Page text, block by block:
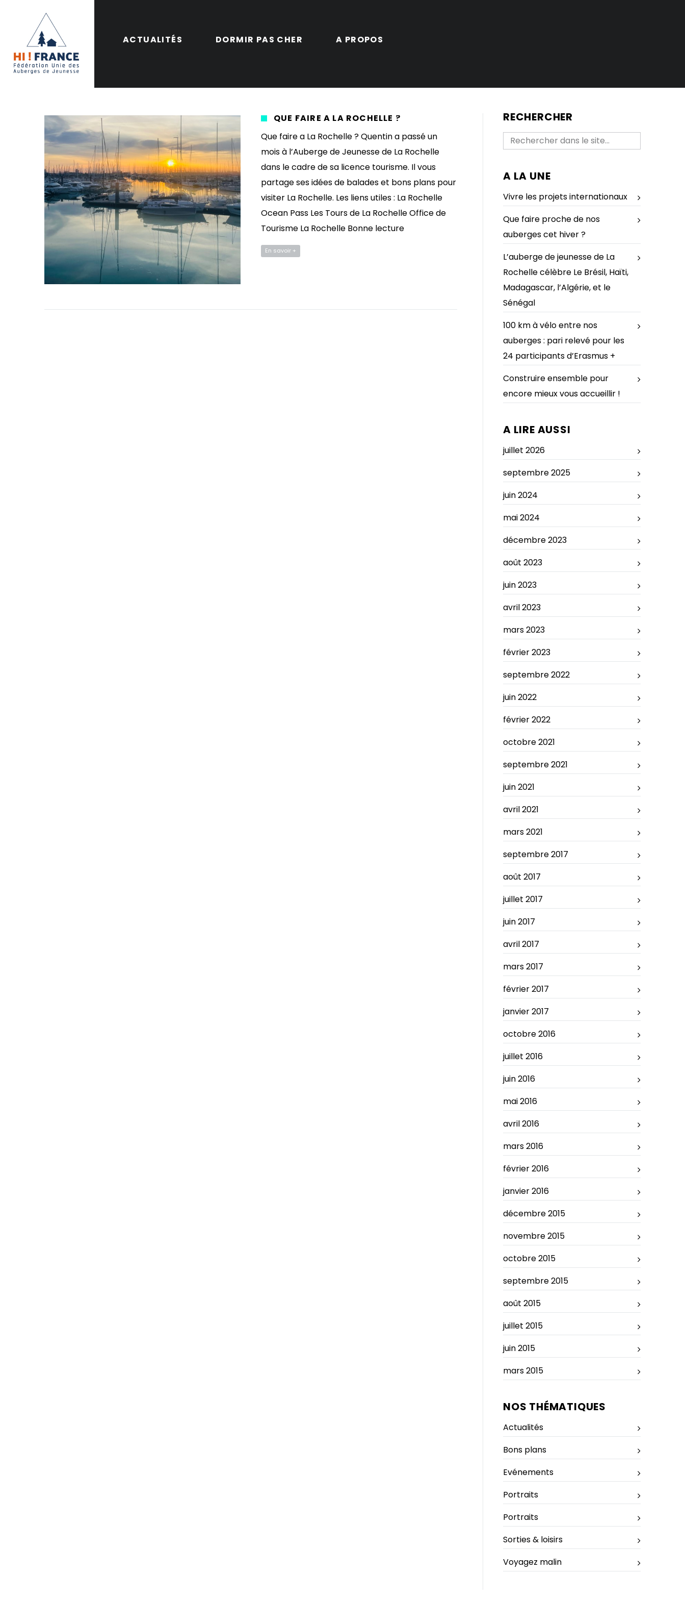
ACTUALITÉS DORMIR PAS CHER A PROPOS
QUE FAIRE A LA ROCHELLE ?
Que faire a La Rochelle ? Quentin a passé un
mois à l’Auberge de Jeunesse de La Rochelle
dans le cadre de sa licence tourisme. Il vous
partage ses idées de balades et bons plans pour
visiter La Rochelle. Les liens utiles : La Rochelle
Ocean Pass Les Tours de La Rochelle Office de
Tourisme La Rochelle Bonne lecture
En savoir +
RECHERCHER
A LA UNE
Vivre les projets internationaux
Que faire proche de nos
auberges cet hiver ?
L’auberge de jeunesse de La
Rochelle célèbre Le Brésil, Haïti,
Madagascar, l’Algérie, et le
Sénégal
100 km à vélo entre nos
auberges : pari relevé pour les
24 participants d’Erasmus +
Construire ensemble pour
encore mieux vous accueillir !
A LIRE AUSSI
juillet 2026
septembre 2025
juin 2024
mai 2024
décembre 2023
août 2023
juin 2023
avril 2023
mars 2023
février 2023
septembre 2022
juin 2022
février 2022
octobre 2021
septembre 2021
juin 2021
avril 2021
mars 2021
septembre 2017
août 2017
juillet 2017
juin 2017
avril 2017
mars 2017
février 2017
janvier 2017
octobre 2016
juillet 2016
juin 2016
mai 2016
avril 2016
mars 2016
février 2016
janvier 2016
décembre 2015
novembre 2015
octobre 2015
septembre 2015
août 2015
juillet 2015
juin 2015
mars 2015
NOS THÉMATIQUES
Actualités
Bons plans
Evénements
Portraits
Portraits
Sorties & loisirs
Voyagez malin